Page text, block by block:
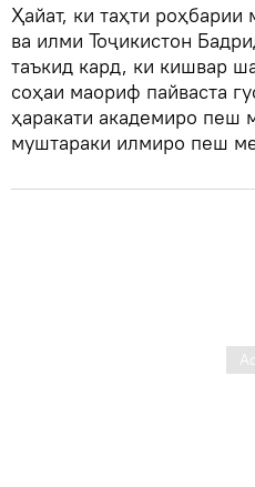
Ҳайат, ки таҳти
ва илми Тоҷикистон
таъкид кард, ки кишвар
соҳаи маориф пайваста
ҳаракати академиро пеш
муштараки илмиро пеш